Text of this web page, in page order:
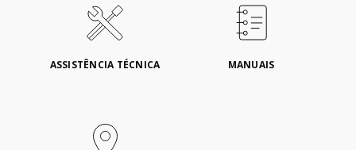
ASSISTÊNCIA TÉCNICA MANUAIS